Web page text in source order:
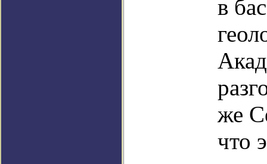
в
же
что